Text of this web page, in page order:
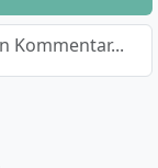
Kommentar...